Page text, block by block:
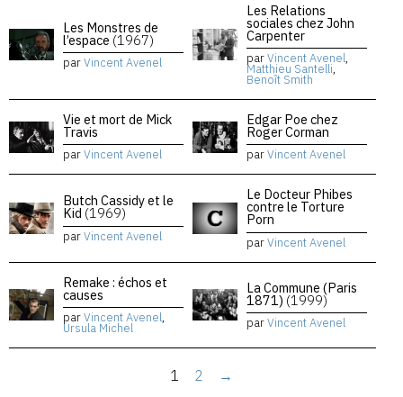
Les Monstres de
l’espace (1967)
parVincent Avenel
Les Relations
sociales chez John
Carpenter
parVincent Avenel,
Matthieu Santelli,
Benoît Smith
Vie et mort de Mick
Travis
parVincent Avenel
Edgar Poe chez
Roger Corman
parVincent Avenel
Butch Cassidy et le
Kid (1969)
parVincent Avenel
Le Docteur Phibes
contre le Torture
Porn
parVincent Avenel
Remake : échos et
causes
parVincent Avenel,
Ursula Michel
La Commune (Paris
1871) (1999)
parVincent Avenel
1 2 →